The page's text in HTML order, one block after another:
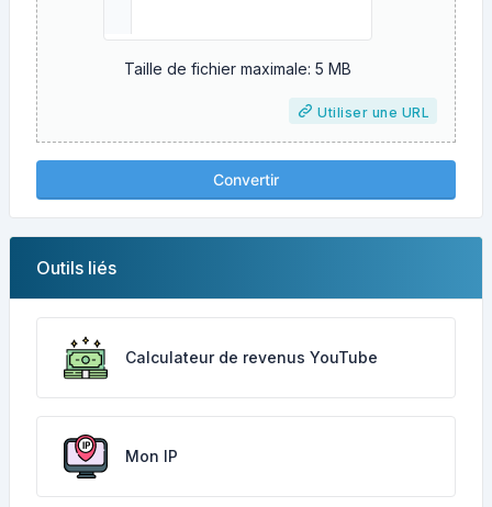
Taille de fichier maximale: 5 MB
Utiliser une URL
Convertir
Outils liés
Calculateur de revenus YouTube
Mon IP